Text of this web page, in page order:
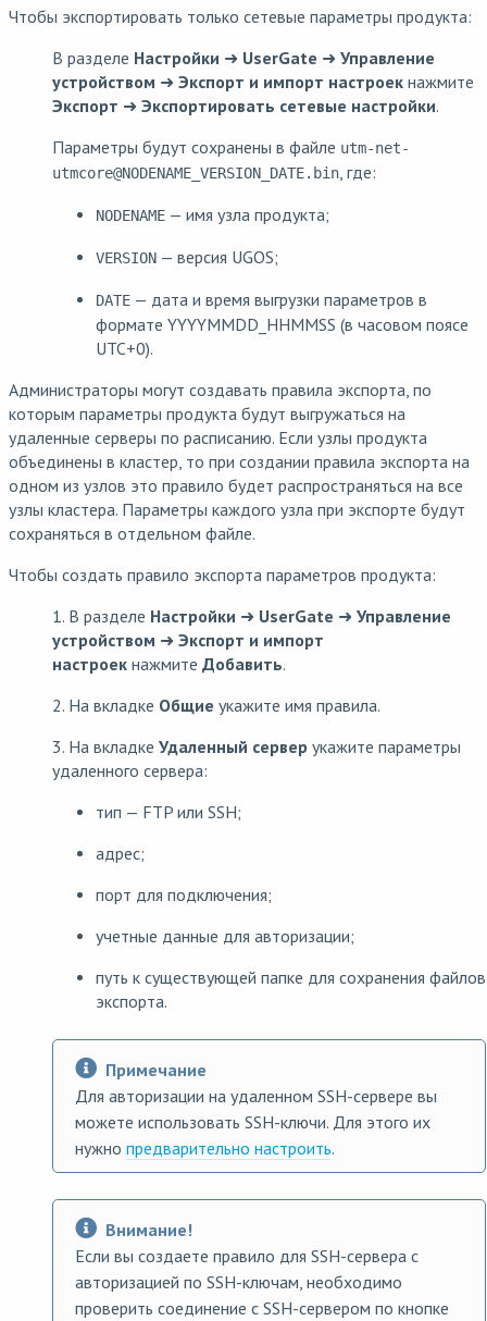
Чтобы экспортировать только сетевые параметры продукта:
В разделе Настройки ➜ UserGate ➜ Управление
устройством ➜ Экспорт и импорт настроек нажмите
Экспорт ➜ Экспортировать сетевые настройки.
Параметры будут сохранены в файле utm-net-
utmcore@NODENAME VERSION_DATE.bin, где:
NODENAME — имя узла продукта;
VERSION — версия UGOS;
DATE — дата и время выгрузки параметров в
формате YYYYMMDD_HHMMSS (в часовом поясе
UTC+0).
Администраторы могут создавать правила экспорта, по
которым параметры продукта будут выгружаться на
удаленные серверы по расписанию. Если узлы продукта
объединены в кластер, то при создании правила экспорта на
одном из узлов это правило будет распространяться на все
узлы кластера. Параметры каждого узла при экспорте будут
сохраняться в отдельном файле.
Чтобы создать правило экспорта параметров продукта:
1. В разделе Настройки ➜ UserGate ➜ Управление
устройством ➜ Экспорт и импорт
настроек нажмите Добавить.
2. На вкладке Общие укажите имя правила.
3. На вкладке Удаленный сервер укажите параметры
удаленного сервера:
тип — FTP или SSH;
адрес;
порт для подключения;
учетные данные для авторизации;
путь к существующей папке для сохранения файлов
экспорта.
Примечание
Для авторизации на удаленном SSH-сервере вы
можете использовать SSH-ключи. Для этого их
нужно предварительно настроить.
Внимание!
Если вы создаете правило для SSH-сервера с
авторизацией по SSH-ключам, необходимо
проверить соединение с SSH-сервером по кнопке